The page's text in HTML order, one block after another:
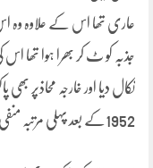
عاری تھا اس کے علاوہ وہ اس
جذبہ کو ٹ کر بھرا ہوا تھا
نکال دیا اور خارجہ محاذپر بھی
1952کے بعد پہلی مرتبہ منفی درجے تک چلی گئی